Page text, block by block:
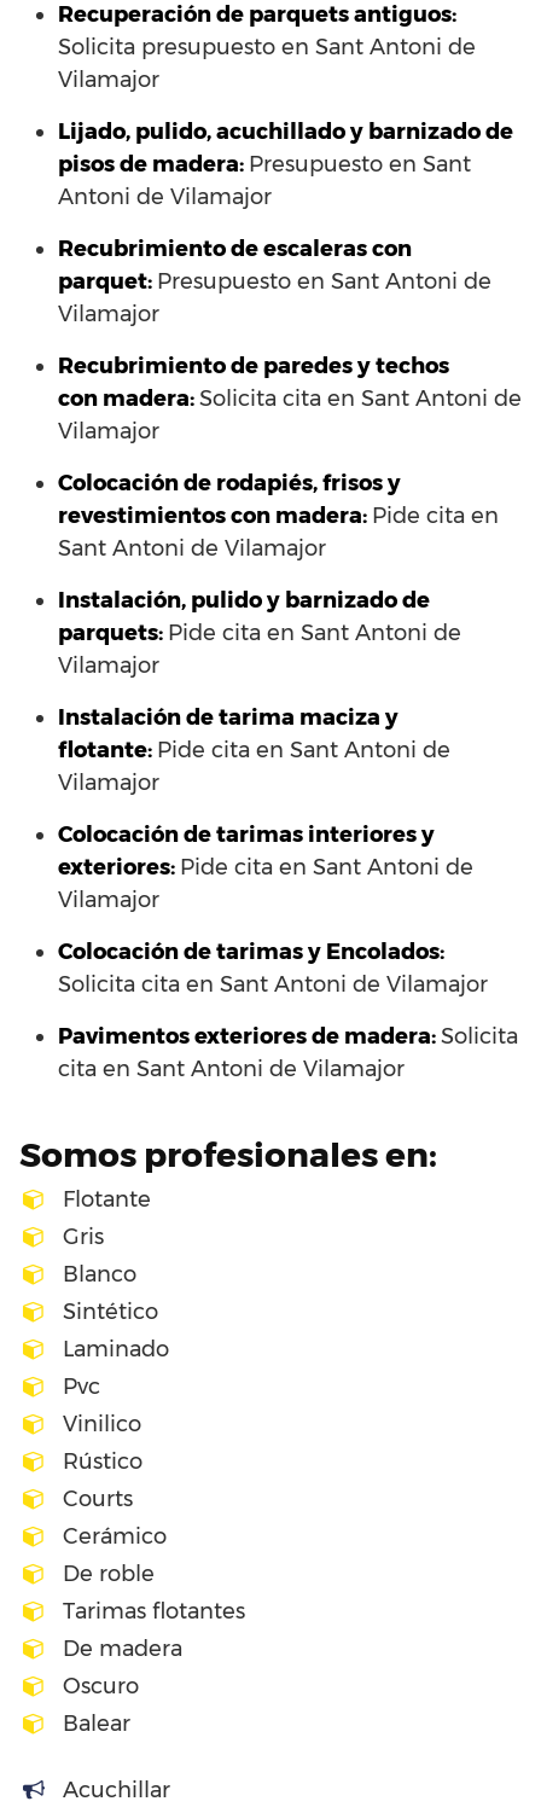
Recuperación de parquets antiguos:
Solicita presupuesto en Sant Antoni de
Vilamajor
Lijado, pulido, acuchillado y barnizado de
pisos de madera: Presupuesto en Sant
Antoni de Vilamajor
Recubrimiento de escaleras con
parquet: Presupuesto en Sant Antoni de
Vilamajor
Recubrimiento de paredes y techos
con madera:Solicita cita en Sant Antoni de
Vilamajor
Colocación de rodapiés, frisos y
revestimientos con madera: Pide cita en
Sant Antoni de Vilamajor
Instalación, pulido y barnizado de
parquets: Pide cita en Sant Antoni de
Vilamajor
Instalación de tarima maciza y
flotante: Pide cita en Sant Antoni de
Vilamajor
Colocación de tarimas interiores y
exteriores: Pide cita en Sant Antoni de
Vilamajor
Colocación de tarimas y Encolados:
Solicita cita en Sant Antoni de Vilamajor
Pavimentos exteriores de madera:Solicita
cita en Sant Antoni de Vilamajor
Somos profesionales en:
Flotante
Gris
Blanco
Sintético
Laminado
Pvc
Vinilico
Rústico
Courts
Cerámico
De roble
Tarimas flotantes
De madera
Oscuro
Balear
Acuchillar